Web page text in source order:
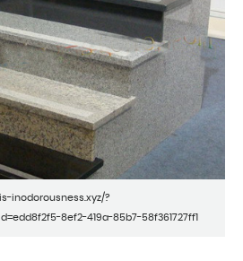
inodorousness.xyz/?
8ef2-419a-85b7-58f361727ff1